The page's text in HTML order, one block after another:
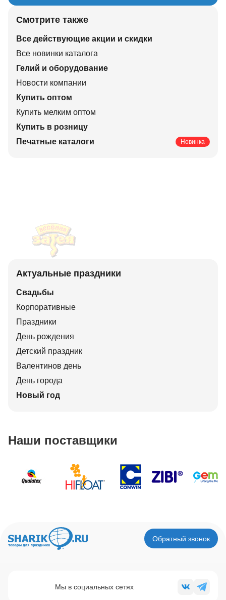
Смотрите также
Все действующие акции и скидки
Все новинки каталога
Гелий и оборудование
Новости компании
Купить оптом
Купить мелким оптом
Купить в розницу
Печатные каталоги
Новинка
Актуальные праздники
Свадьбы
Корпоративные
Праздники
День рождения
Детский праздник
Валентинов день
День города
Новый год
Наши поставщики
Обратный звонок
Мы в социальных сетях